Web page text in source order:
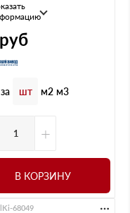
руб
шт м2 м3
+
В КОРЗИНУ
68049